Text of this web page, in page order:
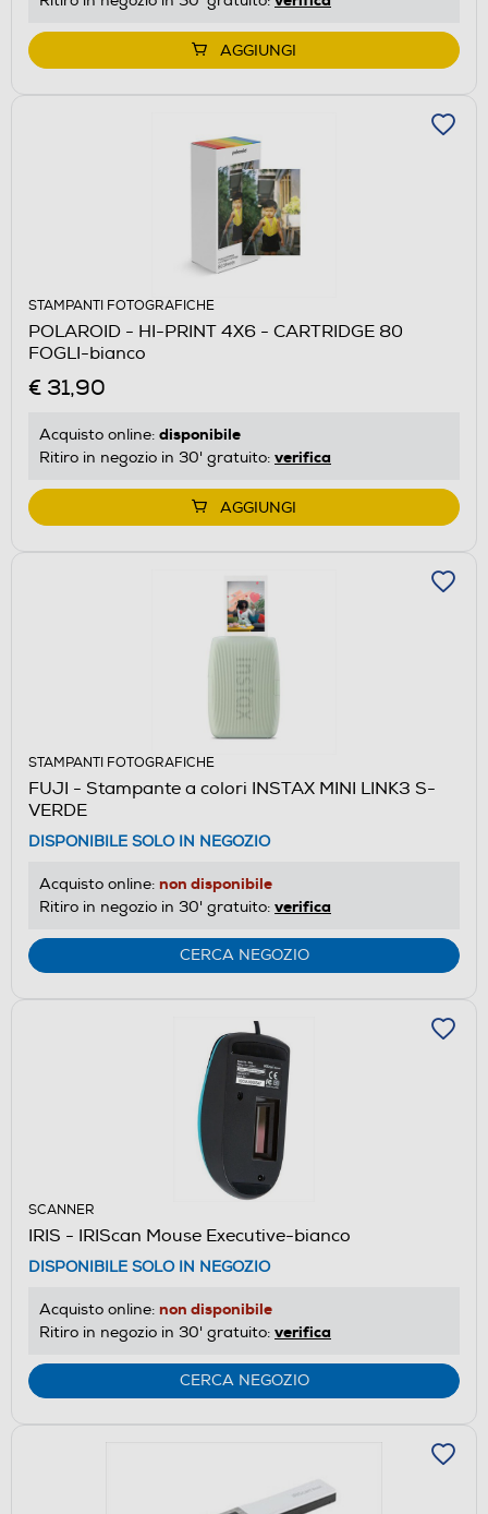
AGGIUNGI
STAMPANTI FOTOGRAFICHE
POLAROID - HI-PRINT 4X6 - CARTRIDGE 80
FOGLI-bianco
€ 31,90
Acquisto online: disponibile
Ritiro in negozio in 30' gratuito: verifica
AGGIUNGI
STAMPANTI FOTOGRAFICHE
FUJI - Stampante a colori INSTAX MINI LINK3 S-
VERDE
DISPONIBILE SOLO IN NEGOZIO
Acquisto online: non disponibile
Ritiro in negozio in 30' gratuito: verifica
CERCA NEGOZIO
SCANNER
IRIS - IRIScan Mouse Executive-bianco
DISPONIBILE SOLO IN NEGOZIO
Acquisto online: non disponibile
Ritiro in negozio in 30' gratuito: verifica
CERCA NEGOZIO